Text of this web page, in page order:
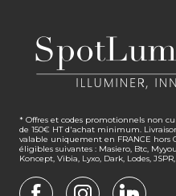
* Offres et codes promotionnels non
de 150€ HT d'achat minimum.
valable uniquement en FRANCE hors
éligibles suivantes : Masiero, Btc,
Koncept, Vibia, Lyxo, Dark, Lodes,